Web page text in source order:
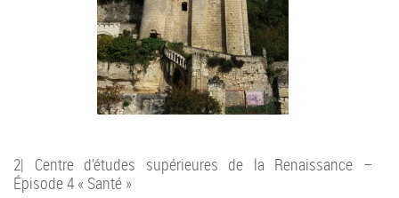
2| Centre d’études supérieures de la Renaissance –
Épisode 4 « Santé »